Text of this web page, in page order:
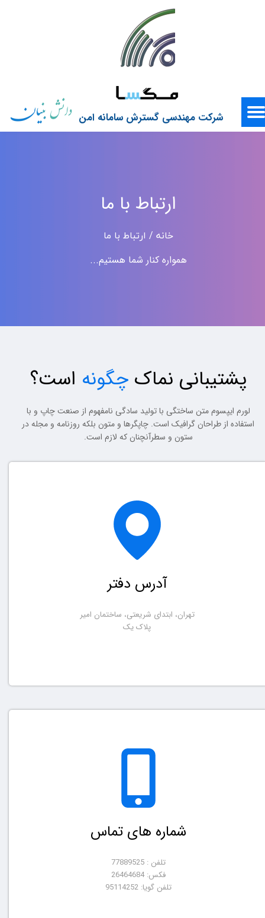
شرکت مهندسی گسترش سامانه امن
ارتباط با ما
همواره کنار شما هستیم...
خانه / ارتباط با ما
پشتیبانی نماک چگونه است؟
لورم ایپسوم متن ساختگی با تولید سادگی نامفهوم از صنعت چاپ و با
استفاده از طراحان گرافیک است. چاپگرها و متون بلکه روزنامه و مجله در
ستون و سطرآنچنان که لازم است.
آدرس دفتر
تهران، ابتدای شریعتی، ساختمان امیر
​​​​​​​پلاک یک
شماره های تماس
تلفن : 77889525
فکس: 26464684
​​​​​​​تلفن گویا: 95114252